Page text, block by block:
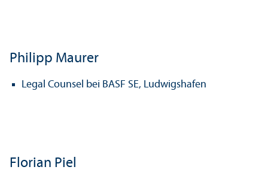
Philipp Maurer
Legal Counsel bei BASF SE, Ludwigshafen
Florian Piel